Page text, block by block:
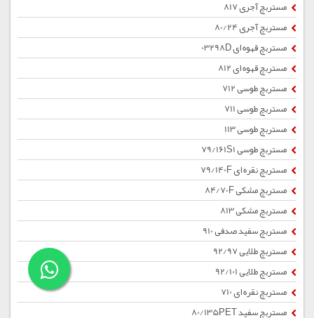
مستربچ آجری 817
مستربچ آجری 80/24
مستربچ قهوه ای 03298D
مستربچ قهوه ای 812
مستربچ طوسی 712
مستربچ طوسی 711
مستربچ طوسی 113
مستربچ طوسی 79/161S1
مستربچ نقره ای 79/140F
مستربچ مشکی 84/70F
مستربچ مشکی 813
مستربچ سفید صدفی 910
مستربچ طلایی 92/97
مستربچ طلایی 92/101
مستربچ نقره ای 710
مستربچ سفید 80/135PET